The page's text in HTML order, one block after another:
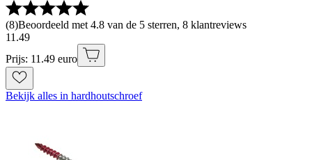
(8)Beoordeeld met 4.8 van de 5 sterren, 8 klantreviews
11 .49
Prijs: 11.49 euro
Bekijk alles in hardhoutschroef